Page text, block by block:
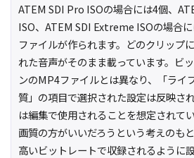
ATEM SDI Pro ISOの場合には4個、
ISO、ATEM SDI Extreme ISOの場合
ファイルが作られます。どのクリップ
れた音声がそのまま載っています。ビ
ンのMP4ファイルとは異なり、「ライ
質」の項目で選択された設定は反映さ
は編集で使用されることを想定されて
画質の方がいいだろうという考えのも
高いビットレートで収録されるように